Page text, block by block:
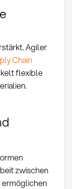
Agiler
Chain
flexible
zwischen
ermöglichen